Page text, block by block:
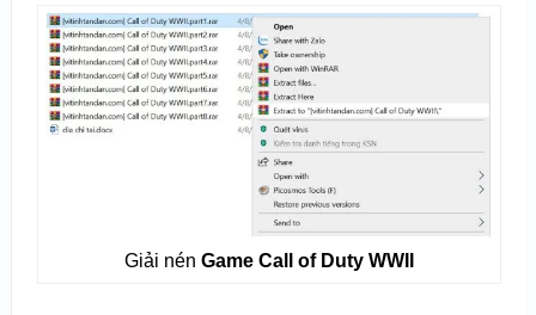
Giải nén Game Call of Duty WWII